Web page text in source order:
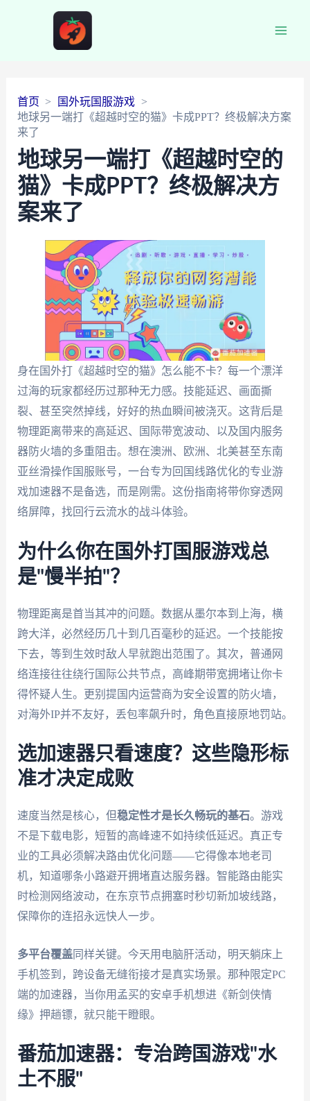
首页
国外玩国服游戏
地球另一端打《超越时空的猫》卡成PPT？终极解决方案
来了
地球另一端打《超越时空的
猫》卡成PPT？终极解决方
案来了
身在国外打《超越时空的猫》怎么能不卡？每一个漂洋
过海的玩家都经历过那种无力感。技能延迟、画面撕
裂、甚至突然掉线，好好的热血瞬间被浇灭。这背后是
物理距离带来的高延迟、国际带宽波动、以及国内服务
器防火墙的多重阻击。想在澳洲、欧洲、北美甚至东南
亚丝滑操作国服账号，一台专为回国线路优化的专业游
戏加速器不是备选，而是刚需。这份指南将带你穿透网
络屏障，找回行云流水的战斗体验。
为什么你在国外打国服游戏总
是"慢半拍"？
物理距离是首当其冲的问题。数据从墨尔本到上海，横
跨大洋，必然经历几十到几百毫秒的延迟。一个技能按
下去，等到生效时敌人早就跑出范围了。其次，普通网
络连接往往绕行国际公共节点，高峰期带宽拥堵让你卡
得怀疑人生。更别提国内运营商为安全设置的防火墙，
对海外IP并不友好，丢包率飙升时，角色直接原地罚站。
选加速器只看速度？这些隐形标
准才决定成败
速度当然是核心，但稳定性才是长久畅玩的基石。游戏
不是下载电影，短暂的高峰速不如持续低延迟。真正专
业的工具必须解决路由优化问题——它得像本地老司
机，知道哪条小路避开拥堵直达服务器。智能路由能实
时检测网络波动，在东京节点拥塞时秒切新加坡线路，
保障你的连招永远快人一步。
多平台覆盖同样关键。今天用电脑肝活动，明天躺床上
手机签到，跨设备无缝衔接才是真实场景。那种限定PC
端的加速器，当你用孟买的安卓手机想进《新剑侠情
缘》押趟镖，就只能干瞪眼。
番茄加速器：专治跨国游戏"水
土不服"